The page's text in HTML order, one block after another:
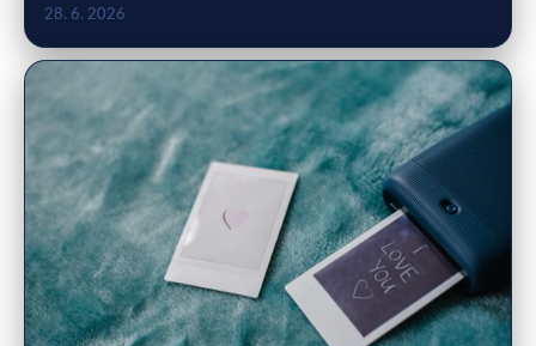
28. 6. 2026